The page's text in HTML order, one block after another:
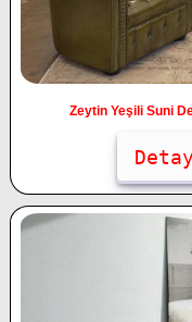
Zeytin Yeşili Suni